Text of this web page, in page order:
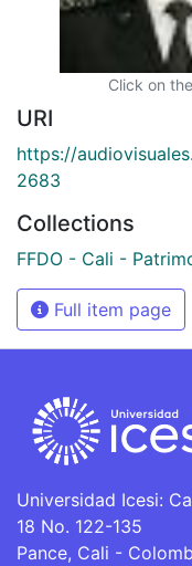
Click on
URI
https://
2683
Collections
FFDO - Cali -
Full item page
Universidad Icesi:
18 No. 122-135
Pance, Cali -